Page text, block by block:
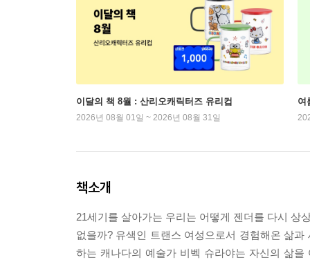
이달의 책 8월 : 산리오캐릭터즈 유리컵
2026년 08월 01일 ~ 2026년 08월 31일
여
책소개
21세기를 살아가는 우리는 어떻게 젠더를 다시 상
없을까? 유색인 트랜스 여성으로서 경험해온 삶
하는 캐나다의 예술가 비벡 슈라야는 자신의 삶